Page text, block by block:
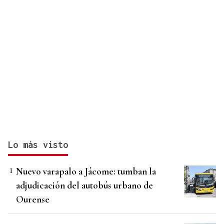
Lo más visto
Nuevo varapalo a Jácome: tumban la
adjudicación del autobús urbano de
Ourense